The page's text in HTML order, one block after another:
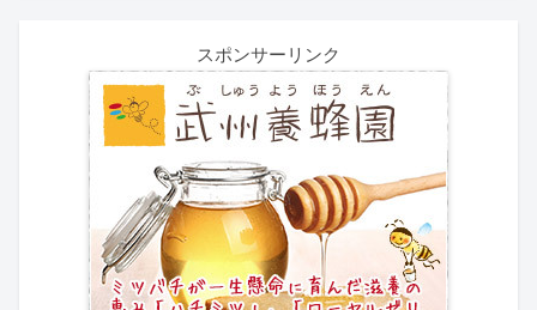
スポンサーリンク